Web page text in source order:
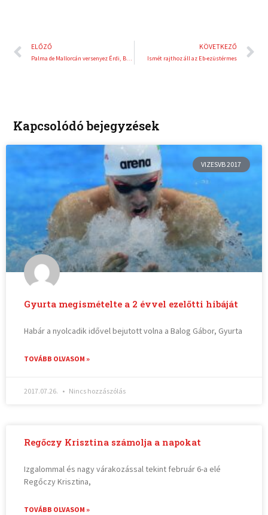
Előző
ELŐZŐ KÖVETKEZŐ
Ismét rajthoz áll az Eb-ezüstérmes
Kapcsolódó bejegyzések
VIZESVB 2017
Gyurta megismételte a 2 évvel ezelőtti hibáját
Habár a nyolcadik idővel bejutott volna a Balog Gábor, Gyurta
TOVÁBB OLVASOM »
2017.07.26. Nincs hozzászólás
Regőczy Krisztina számolja a napokat
Izgalommal és nagy várakozással tekint február 6-a elé
Regőczy Krisztina,
TOVÁBB OLVASOM »